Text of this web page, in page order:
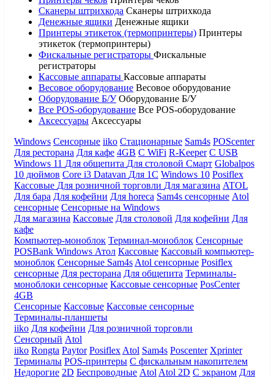
Сканеры штрихкода Сканеры штрихкода
Денежные ящики Денежные ящики
Принтеры этикеток (термопринтеры) Принтеры
этикеток (термопринтеры)
Фискальные регистраторы Фискальные
регистраторы
Кассовые аппараты Кассовые аппараты
Весовое оборудование Весовое оборудование
Оборудование Б/У Оборудование Б/У
Все POS-оборудование Все POS-оборудование
Аксессуары Аксессуары
Windows Сенсорные iiko Стационарные Sam4s POScenter
Для ресторана Для кафе 4GB С WiFi R-Keeper С USB
Windows 11 Для общепита Для столовой Смарт Globalpos
10 дюймов Core i3 Datavan Для 1С Windows 10 Posiflex
Кассовые Для розничной торговли Для магазина ATOL
Для бара Для кофейни Для horeca Sam4s сенсорные Atol
сенсорные Сенсорные на Windows
Для магазина Кассовые Для столовой Для кофейни Для
кафе
Компьютер-моноблок Терминал-моноблок Сенсорные
POSBank Windows Атол Кассовые Кассовый компьютер-
моноблок Сенсорные Sam4s Atol сенсорные Posiflex
сенсорные Для ресторана Для общепита Терминалы-
моноблоки сенсорные Кассовые сенсорные PosCenter
4GB
Сенсорные Кассовые Кассовые сенсорные
Терминалы-планшеты
iiko Для кофейни Для розничной торговли
Сенсорный Atol
iiko Rongta Paytor Posiflex Atol Sam4s Poscenter Xprinter
Терминалы POS-принтеры С фискальным накопителем
Недорогие 2D Беспроводные Atol Atol 2D С экраном Для